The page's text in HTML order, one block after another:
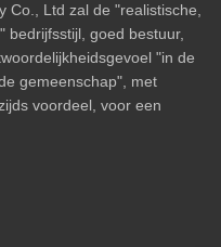
Co., Ltd zal de "realistische,
bedrijfsstijl, goed bestuur,
"in de
gemeenschap", met
voordeel, voor een